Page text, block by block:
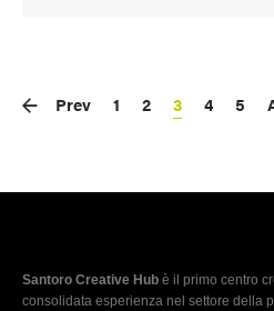
Prev 1 2 3 4 5
Santoro Creative Hub è il primo centro
consolidata esperienza nel settore della